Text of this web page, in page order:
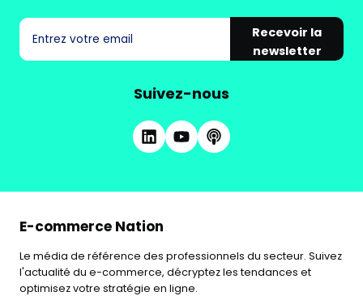
Recevoir la
newsletter
Suivez-nous
E-commerce Nation
Le média de référence des professionnels du secteur. Suivez
l'actualité du e-commerce, décryptez les tendances et
optimisez votre stratégie en ligne.